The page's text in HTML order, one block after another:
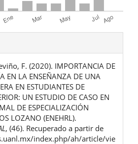
F. (2020). IMPORTANCIA DE
EN LA ENSEÑANZA DE UNA
EN ESTUDIANTES DE
UN ESTUDIO DE CASO EN
DE ESPECIALIZACIÓN
LOZANO (ENEHRL).
, (46). Recuperado a partir de
index.php/ah/article/vie